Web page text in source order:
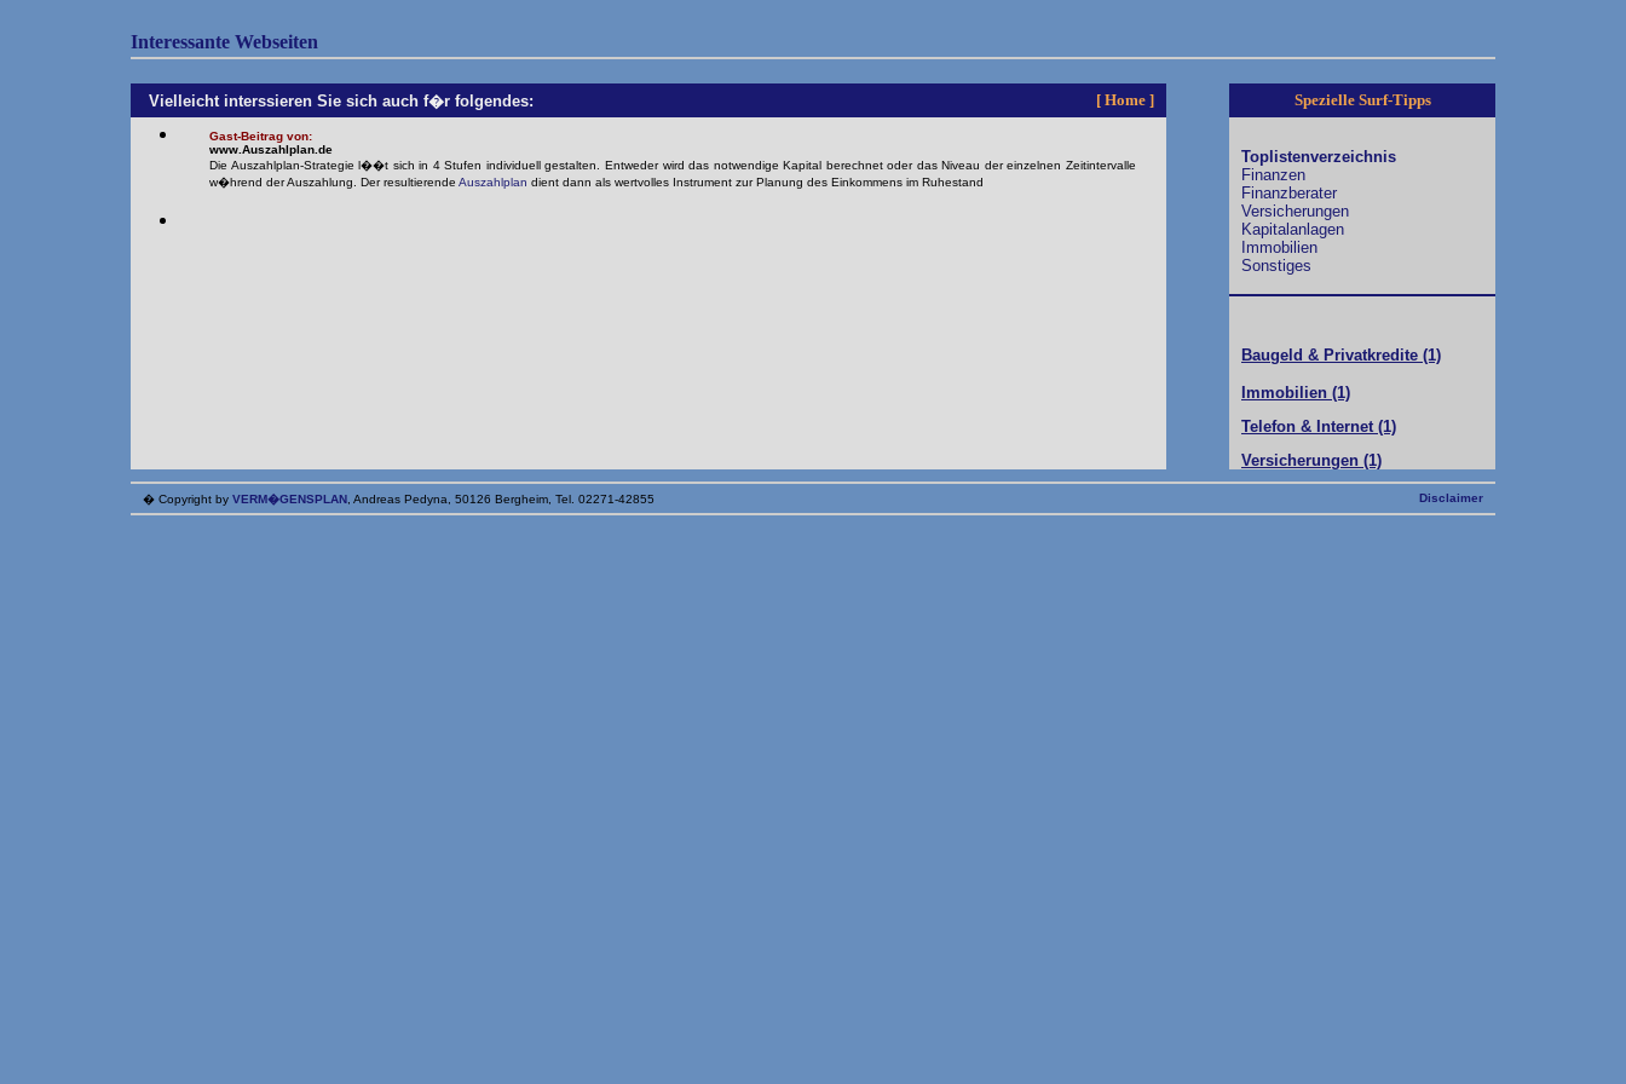
Interessante Webseiten
Vielleicht interssieren Sie sich auch f�r folgendes: [ Home ] Spezielle Surf-Tipps
Gast-Beitrag von:
www.Auszahlplan.de
Die Auszahlplan-Strategie l��t sich in 4 Stufen individuell gestalten. Entweder wird das notwendige Kapital berechnet oder das Niveau der einzelnen Zeitintervalle
w�hrend der Auszahlung. Der resultierende Auszahlplan dient dann als wertvolles Instrument zur Planung des Einkommens im Ruhestand
Toplistenverzeichnis
Finanzen
Finanzberater
Versicherungen
Kapitalanlagen
Immobilien
Sonstiges
Baugeld & Privatkredite (1)
Immobilien (1)
Telefon & Internet (1)
Versicherungen (1)
� Copyright by VERM�GENSPLAN , Andreas Pedyna, 50126 Bergheim, Tel. 02271-42855 Disclaimer